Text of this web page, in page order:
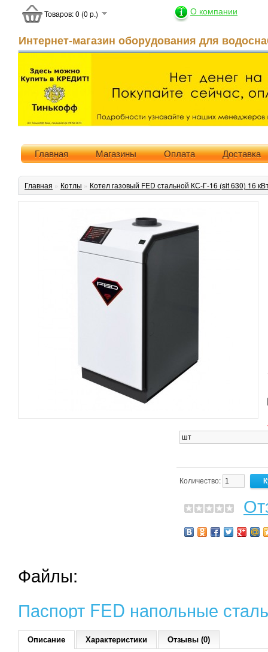
О компании
Интернет-магазин оборудования для
Товаров: 0 (0 р.)
Главная Магазины Оплата Доставка
Главная » Котлы » Котел газовый FED стальной КС-Г-16 (sit 630) 16
Количество:
Файлы:
Паспорт FED напольные
Описание Характеристики Отзывы (0)